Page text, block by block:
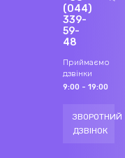
(044)
339-
59-
48
Приймаємо
дзвінки
9:00 - 19:00
ЗВОРОТНИЙ
ДЗВІНОК